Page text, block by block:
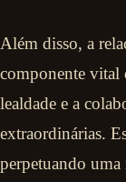
Além disso, a
componente vital
lealdade e a
extraordinárias.
perpetuando